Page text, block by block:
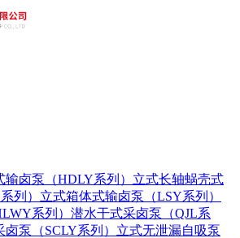
卤泵（HDLY系列） 立式长轴蜗壳式
列） 立式箱体式输卤泵（LSY系列）
系列） 潜水干式采卤泵（QJL系
泵（SCLY系列） 立式无泄漏自吸泵